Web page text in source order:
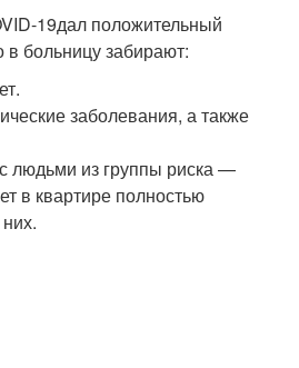
19дал положительный
в больницу забирают:
заболевания, а также
людьми из группы риска —
в квартире полностью